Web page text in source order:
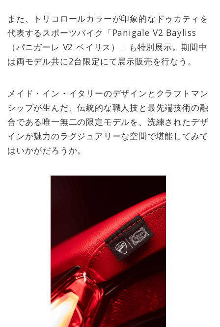
また、トリコロールカラーが印象的なドゥカティを
代表するスポーツバイク「Panigale V2 Bayliss
（パニガーレ V2 ベイリス）」も特別展示。期間中
は両モデル共に2台限定にて展示販売を行なう。
メイド・イン・イタリーのデザインとクラフトマン
シップが生んだ、伝統的な職人技と最先端技術の融
合である唯一無二の限定モデルを、洗練されたデザ
インが魅力のラグジュアリーな空間で堪能してみて
はいかがだろうか。